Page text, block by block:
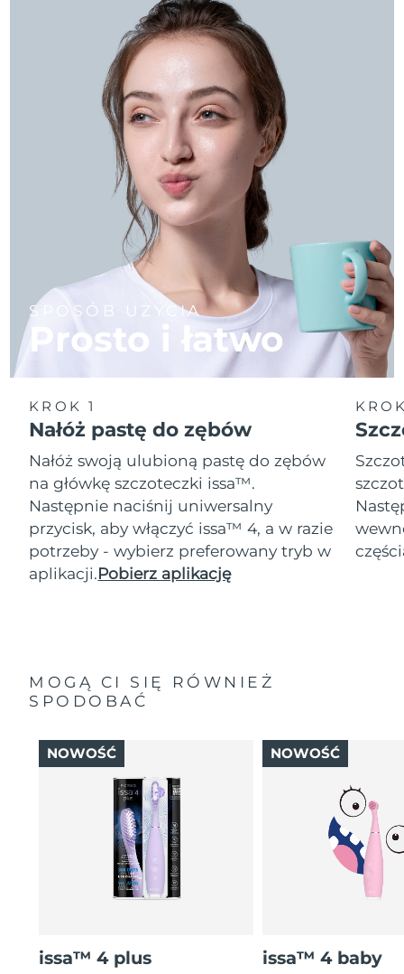
SPOSÓB UŻYCIA
Prosto i łatwo
KROK 1
Nałóż pastę do zębów
Nałóż swoją ulubioną pastę do zębów
na główkę szczoteczki issa™.
Następnie naciśnij uniwersalny
przycisk, aby włączyć issa™ 4, a w razie
potrzeby - wybierz preferowany tryb w
aplikacji.Pobierz aplikację
MOGĄ CI SIĘ RÓWNIEŻ
SPODOBAĆ
issa™ 4 plus
NOWOŚĆ
issa™ 4 baby
NOWOŚĆ